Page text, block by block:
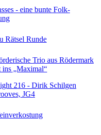
- eine bunte Folk-
Rätsel Runde
Trio aus Rödermark
ins „Maximal“
216 - Dirik Schilgen
JG4